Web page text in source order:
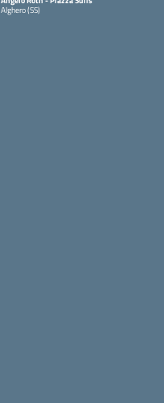
Alghero (SS)
— Visita la pagina iniziale della scuola